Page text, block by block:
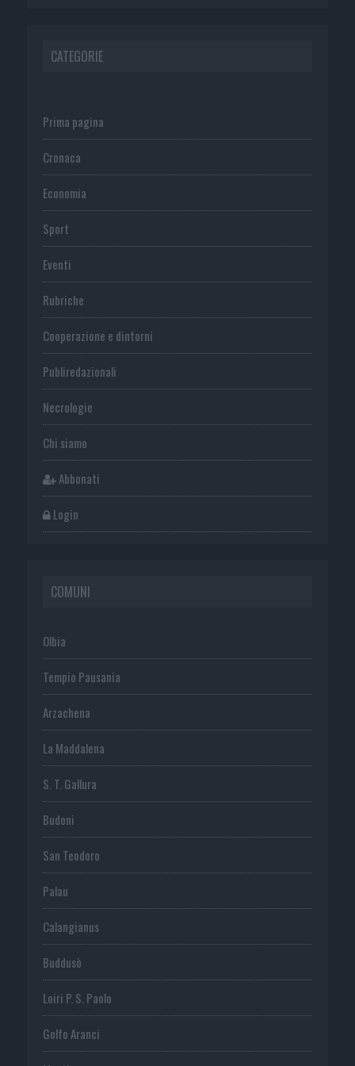
CATEGORIE
Prima pagina
Cronaca
Economia
Sport
Eventi
Rubriche
Cooperazione e dintorni
Publiredazionali
Necrologie
Chi siamo
Abbonati
Login
COMUNI
Olbia
Tempio Pausania
Arzachena
La Maddalena
S. T. Gallura
Budoni
San Teodoro
Palau
Calangianus
Buddusò
Loiri P. S. Paolo
Golfo Aranci